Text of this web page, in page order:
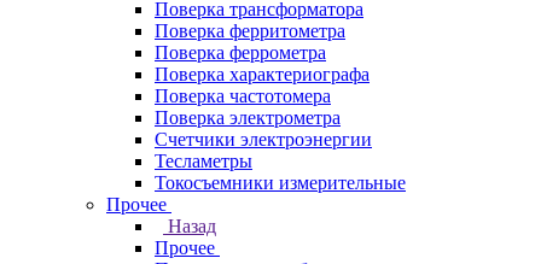
Поверка трансформатора
Поверка ферритометра
Поверка феррометра
Поверка характериографа
Поверка частотомера
Поверка электрометра
Счетчики электроэнергии
Тесламетры
Токосъемники измерительные
Прочее
Назад
Прочее